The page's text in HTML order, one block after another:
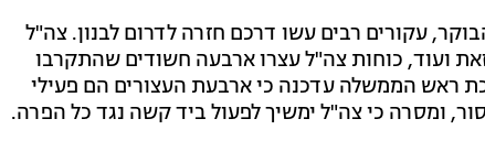
עקורים רבים עשו דרכם חזרה לדרום לבנון. צה"ל
ועוד, כוחות צה"ל עצרו ארבעה חשודים שהתקרבו
ראש הממשלה עדכנה כי ארבעת העצורים הם פעילי
ומסרה כי צה"ל ימשיך לפעול ביד קשה נגד כל הפרה.